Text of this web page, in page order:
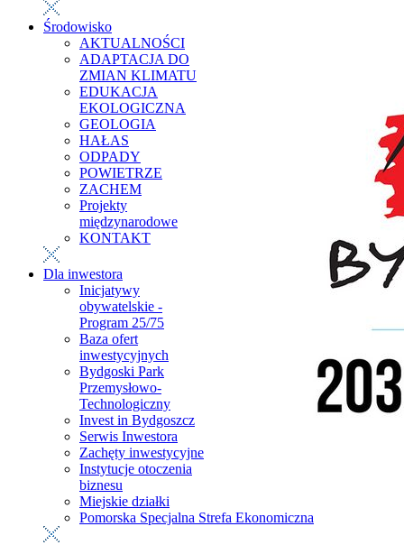
Środowisko
AKTUALNOŚCI
ADAPTACJA DO
ZMIAN KLIMATU
EDUKACJA
EKOLOGICZNA
GEOLOGIA
HAŁAS
ODPADY
POWIETRZE
ZACHEM
Projekty
międzynarodowe
KONTAKT
Dla inwestora
Inicjatywy
obywatelskie -
Program 25/75
Baza ofert
inwestycyjnych
Bydgoski Park
Przemysłowo-
Technologiczny
Invest in Bydgoszcz
Serwis Inwestora
Zachęty inwestycyjne
Instytucje otoczenia
biznesu
Miejskie działki
Pomorska Specjalna Strefa Ekonomiczna